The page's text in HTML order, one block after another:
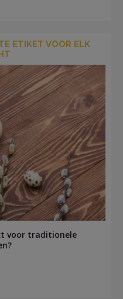
ETIKET VOOR ELK
voor traditionele